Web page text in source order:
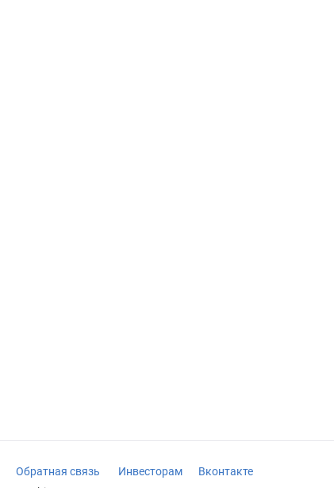
Обратная связь Инвесторам
Вконтакте